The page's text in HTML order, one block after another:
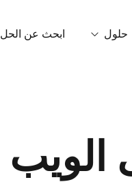
حلول ابحث عن الحل
الويب